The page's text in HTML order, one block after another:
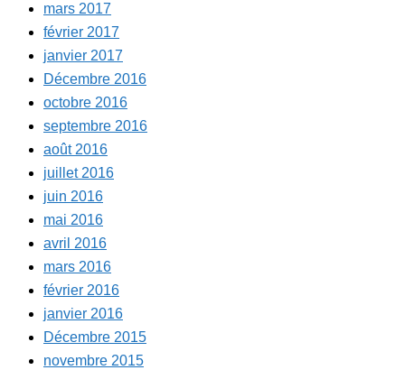
mars 2017
février 2017
janvier 2017
Décembre 2016
octobre 2016
septembre 2016
août 2016
juillet 2016
juin 2016
mai 2016
avril 2016
mars 2016
février 2016
janvier 2016
Décembre 2015
novembre 2015